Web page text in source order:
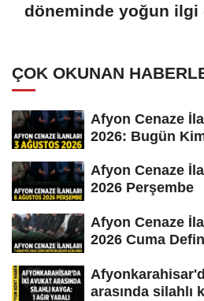
döneminde yoğun ilgi
ÇOK OKUNAN
Afyon Cenaze
2026: Bugün
Afyon Cenaze
2026 Perşembe
Afyon Cenaze
2026 Cuma
arasında silahlı